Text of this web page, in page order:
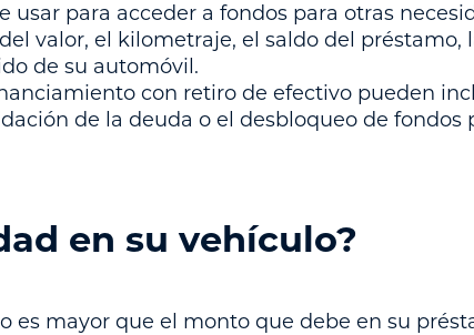
usar para acceder a fondos para otras
valor, el kilometraje, el saldo del préstamo,
de su automóvil.
con retiro de efectivo pueden
de la deuda o el desbloqueo de fondos
en su vehículo?
es mayor que el monto que debe en su